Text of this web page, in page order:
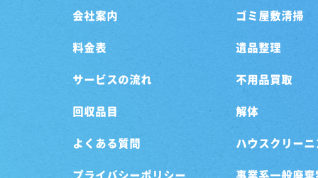
会社案内
料金表
サービスの流れ
回収品目
よくある質問
プライバシーポリシー
ゴミ屋敷清掃
遺品整理
不用品買取
解体
ハウスクリーニ
事業系一般廃